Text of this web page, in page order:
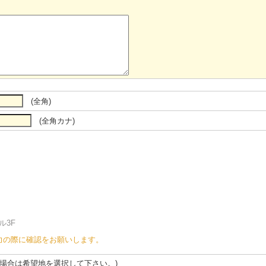
(全角)
(全角カナ)
3F
際に確認をお願いします。
合は希望地を選択して下さい。)